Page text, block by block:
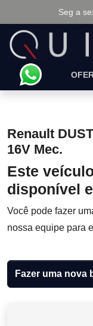
Seg a
Renault
16V Mec.
Este
disponível
Você pode fazer
nossa equipe para
Fazer uma nova